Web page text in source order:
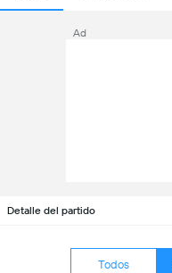
Ad
Detalle del partido
Todos